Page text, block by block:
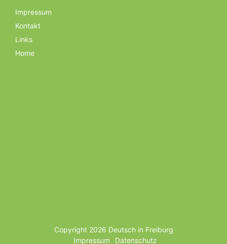
Navigation
überspringen
Impressum
Kontakt
Links
Home
Copyright 2026 Deutsch in Freiburg
Navigation
Impressum Datenschutz